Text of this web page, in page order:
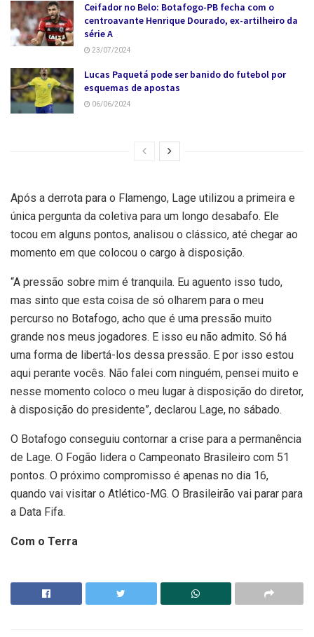
Ceifador no Belo: Botafogo-PB fecha com o
centroavante Henrique Dourado, ex-artilheiro da
série A
23/07/2024
Lucas Paquetá pode ser banido do futebol por
esquemas de apostas
06/06/2024
Após a derrota para o Flamengo, Lage utilizou a primeira e
única pergunta da coletiva para um longo desabafo. Ele
tocou em alguns pontos, analisou o clássico, até chegar ao
momento em que colocou o cargo à disposição.
“A pressão sobre mim é tranquila. Eu aguento isso tudo,
mas sinto que esta coisa de só olharem para o meu
percurso no Botafogo, acho que é uma pressão muito
grande nos meus jogadores. E isso eu não admito. Só há
uma forma de libertá-los dessa pressão. E por isso estou
aqui perante vocês. Não falei com ninguém, pensei muito e
nesse momento coloco o meu lugar à disposição do diretor,
à disposição do presidente”, declarou Lage, no sábado.
O Botafogo conseguiu contornar a crise para a permanência
de Lage. O Fogão lidera o Campeonato Brasileiro com 51
pontos. O próximo compromisso é apenas no dia 16,
quando vai visitar o Atlético-MG. O Brasileirão vai parar para
a Data Fifa.
Com o Terra